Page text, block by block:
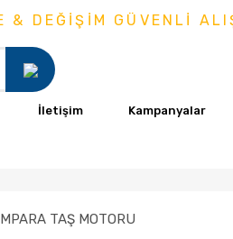
DEĞİŞİM GÜVENLİ
İletişim Kampanyalar
TAŞ MOTORU